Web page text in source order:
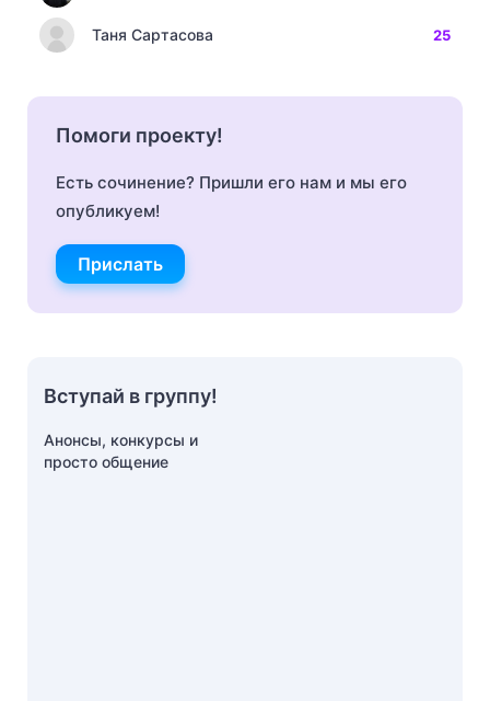
Таня Сартасова 25
Помоги проекту!
Есть сочинение? Пришли его нам и мы его
опубликуем!
Прислать
Вступай в группу!
Анонсы, конкурсы и
просто общение